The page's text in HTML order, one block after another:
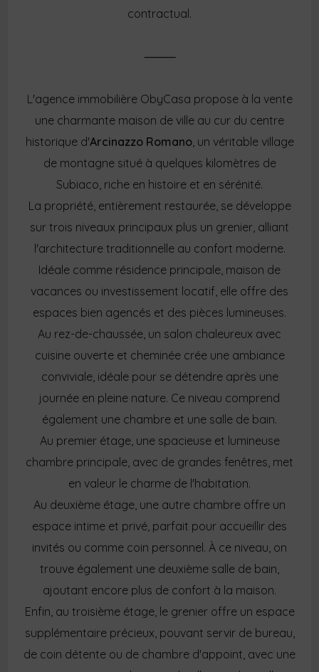
contractual.
⸻
L'agence immobilière ObyCasa propose à la vente
une charmante maison de ville au cur du centre
historique d'Arcinazzo Romano, un véritable village
de montagne situé à quelques kilomètres de
Subiaco, riche en histoire et en sérénité.
La propriété, entièrement restaurée, se développe
sur trois niveaux principaux plus un grenier, alliant
l'architecture traditionnelle au confort moderne.
Idéale comme résidence principale, maison de
vacances ou investissement locatif, elle offre des
espaces bien agencés et des pièces lumineuses.
Au rez-de-chaussée, un salon chaleureux avec
cuisine ouverte et cheminée crée une ambiance
conviviale, idéale pour se détendre après une
journée en pleine nature. Ce niveau comprend
également une chambre et une salle de bain.
Au premier étage, une spacieuse et lumineuse
chambre principale, avec de grandes fenêtres, met
en valeur le charme de l'habitation.
Au deuxième étage, une autre chambre offre un
espace intime et privé, parfait pour accueillir des
invités ou comme coin personnel. À ce niveau, on
trouve également une deuxième salle de bain,
ajoutant encore plus de confort à la maison.
Enfin, au troisième étage, le grenier offre un espace
supplémentaire précieux, pouvant servir de bureau,
de coin détente ou de chambre d'appoint, avec une